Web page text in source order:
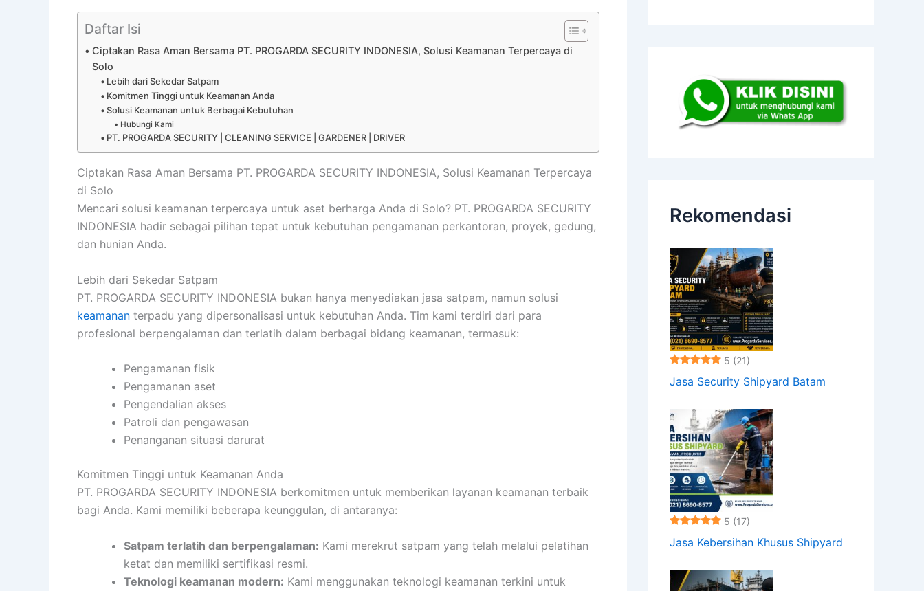
Daftar Isi
Ciptakan Rasa Aman Bersama PT. PROGARDA SECURITY INDONESIA, Solusi Keamanan Terpercaya di
Solo
Lebih dari Sekedar Satpam
Komitmen Tinggi untuk Keamanan Anda
Solusi Keamanan untuk Berbagai Kebutuhan
Hubungi Kami
PT. PROGARDA SECURITY | CLEANING SERVICE | GARDENER | DRIVER
Ciptakan Rasa Aman Bersama PT. PROGARDA SECURITY INDONESIA, Solusi Keamanan Terpercaya
di Solo
Mencari solusi keamanan terpercaya untuk aset berharga Anda di Solo? PT. PROGARDA SECURITY
INDONESIA hadir sebagai pilihan tepat untuk kebutuhan pengamanan perkantoran, proyek, gedung,
dan hunian Anda.
Lebih dari Sekedar Satpam
PT. PROGARDA SECURITY INDONESIA bukan hanya menyediakan jasa satpam, namun solusi
keamanan terpadu yang dipersonalisasi untuk kebutuhan Anda. Tim kami terdiri dari para
profesional berpengalaman dan terlatih dalam berbagai bidang keamanan, termasuk:
Pengamanan fisik
Pengamanan aset
Pengendalian akses
Patroli dan pengawasan
Penanganan situasi darurat
Komitmen Tinggi untuk Keamanan Anda
PT. PROGARDA SECURITY INDONESIA berkomitmen untuk memberikan layanan keamanan terbaik
bagi Anda. Kami memiliki beberapa keunggulan, di antaranya:
Satpam terlatih dan berpengalaman: Kami merekrut satpam yang telah melalui pelatihan
ketat dan memiliki sertifikasi resmi.
Teknologi keamanan modern: Kami menggunakan teknologi keamanan terkini untuk
Rekomendasi
5 (21)
Jasa Security Shipyard Batam
5 (17)
Jasa Kebersihan Khusus Shipyard